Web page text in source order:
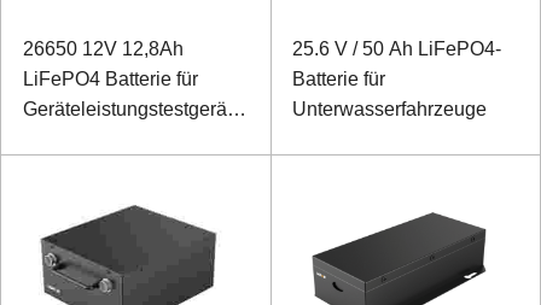
26650 12V 12,8Ah
LiFePO4 Batterie für
Geräteleistungstestgeräte
25.6 V / 50 Ah LiFePO4-
Batterie für
Unterwasserfahrzeuge